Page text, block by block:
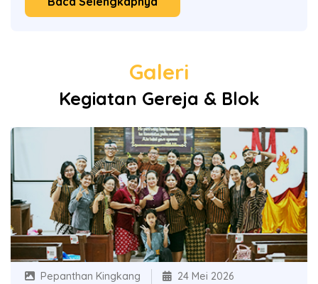
Galeri
Kegiatan Gereja & Blok
Pepanthan Kingkang 24 Mei 2026